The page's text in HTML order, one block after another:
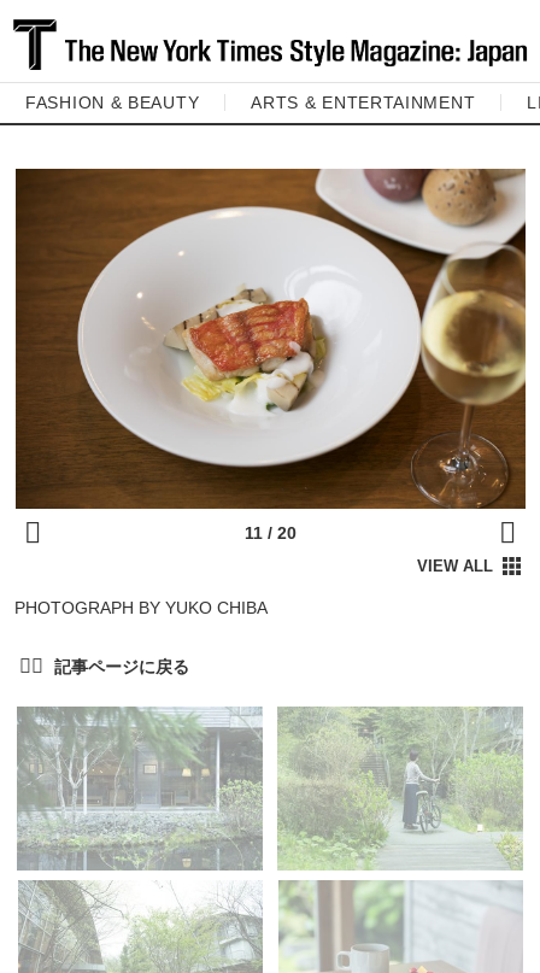
FASHION & BEAUTY ARTS & ENTERTAINMENT
PHOTOGRAPH BY YUKO CHIBA